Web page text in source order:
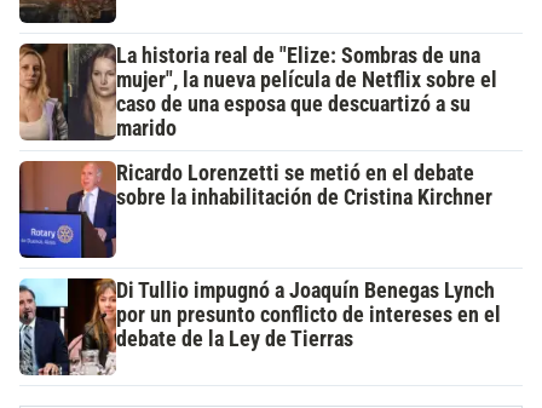
La historia real de "Elize: Sombras de una
mujer", la nueva película de Netflix sobre el
caso de una esposa que descuartizó a su
marido
Ricardo Lorenzetti se metió en el debate
sobre la inhabilitación de Cristina Kirchner
Di Tullio impugnó a Joaquín Benegas Lynch
por un presunto conflicto de intereses en el
debate de la Ley de Tierras